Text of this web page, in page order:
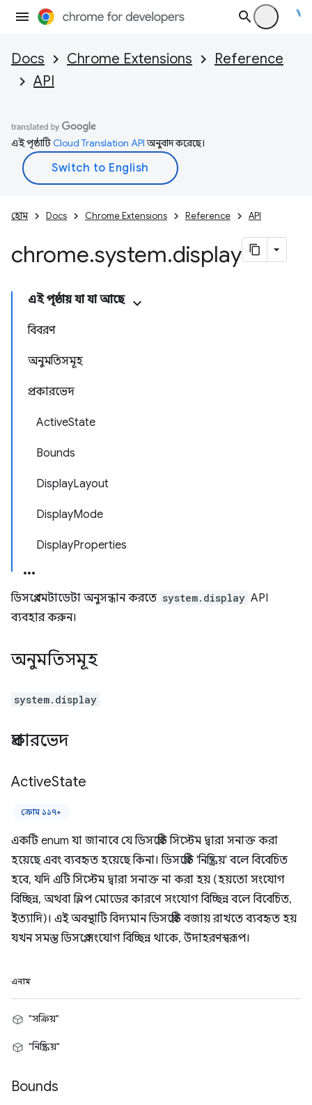
Docs Chrome Extensions
Reference
API
এই পৃষ্ঠাটিCloud Translation APIঅনুবাদ করেছে।
হোম Docs Chrome Extensions Reference API
chrome.system.display
এই পৃষ্ঠায় যা যা আছে
বিবরণ
অনুমতিসমূহ
প্রকারভেদ
ActiveState
Bounds
DisplayLayout
DisplayMode
DisplayProperties
ডিসপ্লে মেটাডেটা অনুসন্ধান করতে system.display API
ব্যবহার করুন।
অনুমতিসমূহ
system.display
প্রকারভেদ
ActiveState
ক্রোম ১১৭+
একটি enum যা জানাবে যে ডিসপ্লেটি সিস্টেম দ্বারা সনাক্ত করা
হয়েছে এবং ব্যবহৃত হয়েছে কিনা। ডিসপ্লেটি 'নিষ্ক্রিয়' বলে বিবেচিত
হবে, যদি এটি সিস্টেম দ্বারা সনাক্ত না করা হয় (হয়তো সংযোগ
বিচ্ছিন্ন, অথবা স্লিপ মোডের কারণে সংযোগ বিচ্ছিন্ন বলে বিবেচিত,
ইত্যাদি)। এই অবস্থাটি বিদ্যমান ডিসপ্লেটি বজায় রাখতে ব্যবহৃত হয়
যখন সমস্ত ডিসপ্লে সংযোগ বিচ্ছিন্ন থাকে, উদাহরণস্বরূপ।
এনাম
"সক্রিয়"
"নিষ্ক্রিয়"
Bounds